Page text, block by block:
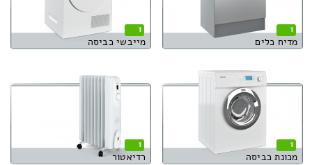
1
מדיח כלים
1
מייבשי כביסה
1
מכונת כביסה
1
רדיאטור